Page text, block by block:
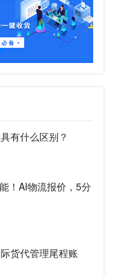
有什么区别？
！AI物流报价，5分
货代管理尾程账